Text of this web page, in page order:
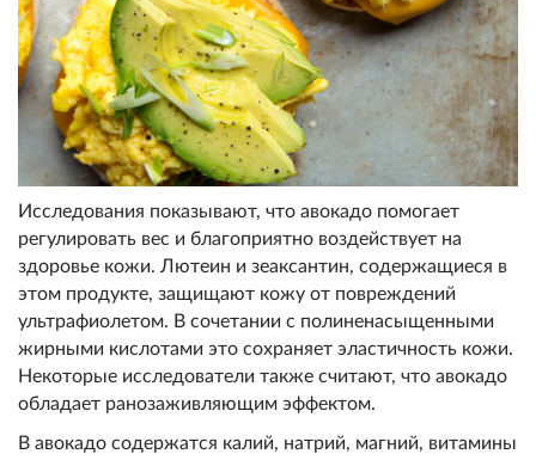
Исследования показывают, что авокадо помогает
регулировать вес и благоприятно воздействует на
здоровье кожи. Лютеин и зеаксантин, содержащиеся в
этом продукте, защищают кожу от повреждений
ультрафиолетом. В сочетании с полиненасыщенными
жирными кислотами это сохраняет эластичность кожи.
Некоторые исследователи также считают, что авокадо
обладает ранозаживляющим эффектом.
В авокадо содержатся калий, натрий, магний, витамины